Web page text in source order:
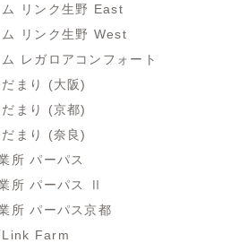
リンク生野 East
リンク生野 West
レガロアコンフォート
まり (大阪)
まり (京都)
まり (奈良)
所 パーパス
所 パーパス Ⅱ
所 パーパス京都
Link Farm